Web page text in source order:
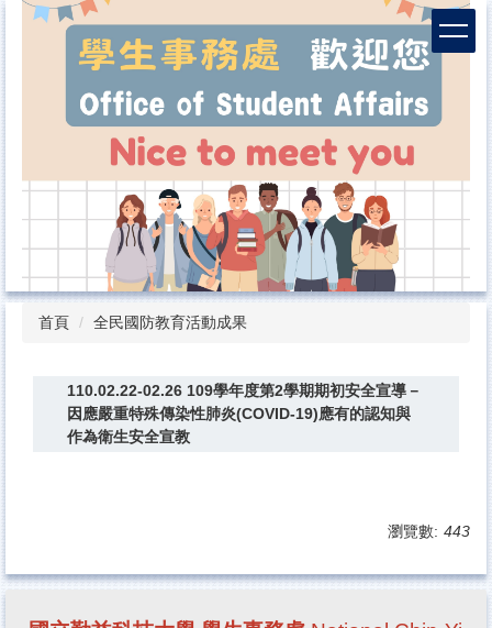
首頁 全民國防教育活動成果
110.02.22-02.26 109學年度第2學期期初安全宣導－
因應嚴重特殊傳染性肺炎(COVID-19)應有的認知與
作為衛生安全宣教
瀏覽數: 443